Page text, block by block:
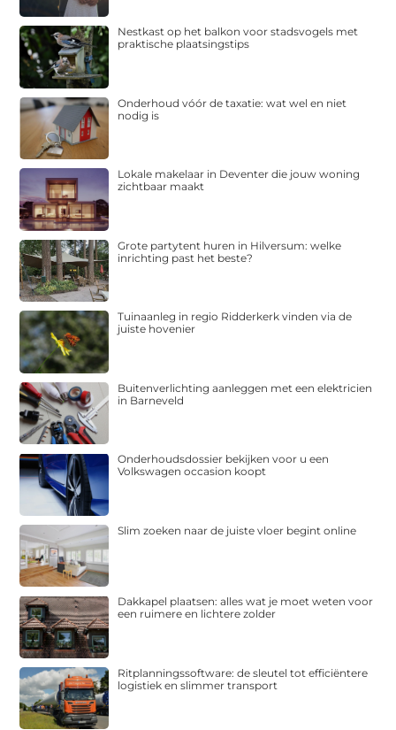
Nestkast op het balkon voor stadsvogels met
praktische plaatsingstips
Onderhoud vóór de taxatie: wat wel en niet
nodig is
Lokale makelaar in Deventer die jouw woning
zichtbaar maakt
Grote partytent huren in Hilversum: welke
inrichting past het beste?
Tuinaanleg in regio Ridderkerk vinden via de
juiste hovenier
Buitenverlichting aanleggen met een elektricien
in Barneveld
Onderhoudsdossier bekijken voor u een
Volkswagen occasion koopt
Slim zoeken naar de juiste vloer begint online
Dakkapel plaatsen: alles wat je moet weten voor
een ruimere en lichtere zolder
Ritplanningssoftware: de sleutel tot efficiëntere
logistiek en slimmer transport